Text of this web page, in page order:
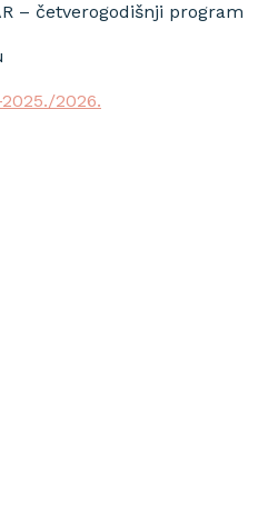
– četverogodišnji program
2026.